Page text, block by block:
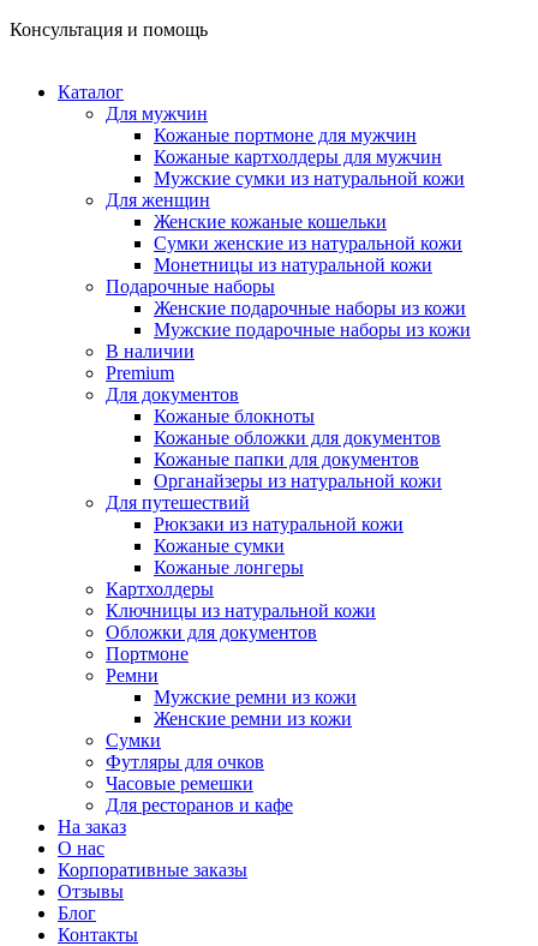
Консультация и помощь
Каталог
Для мужчин
Кожаные портмоне для мужчин
Кожаные картхолдеры для мужчин
Мужские сумки из натуральной кожи
Для женщин
Женские кожаные кошельки
Сумки женские из натуральной кожи
Монетницы из натуральной кожи
Подарочные наборы
Женские подарочные наборы из кожи
Мужские подарочные наборы из кожи
В наличии
Premium
Для документов
Кожаные блокноты
Кожаные обложки для документов
Кожаные папки для документов
Органайзеры из натуральной кожи
Для путешествий
Рюкзаки из натуральной кожи
Кожаные сумки
Кожаные лонгеры
Картхолдеры
Ключницы из натуральной кожи
Обложки для документов
Портмоне
Ремни
Мужские ремни из кожи
Женские ремни из кожи
Сумки
Футляры для очков
Часовые ремешки
Для ресторанов и кафе
На заказ
О нас
Корпоративные заказы
Отзывы
Блог
Контакты